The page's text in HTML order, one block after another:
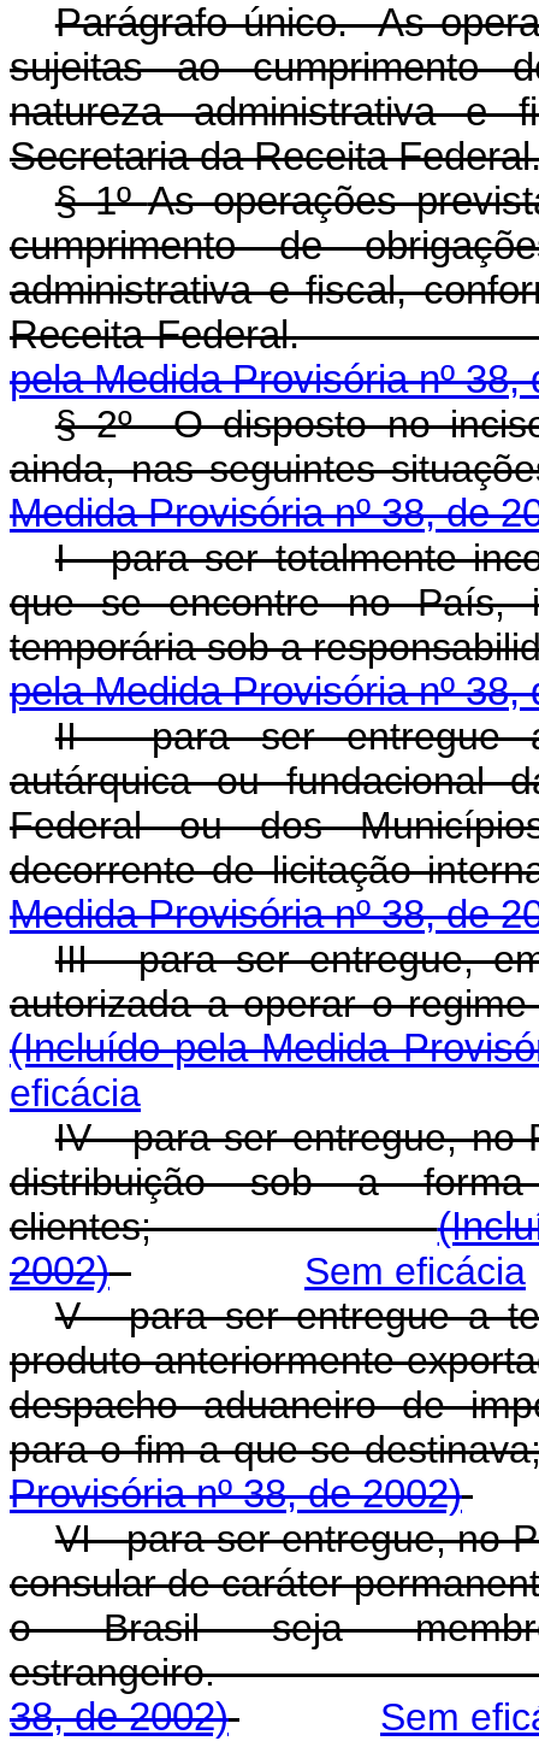
Parágrafo único. As
sujeitas ao cumprimento
natureza administrativa e
Secretaria da Receita
§ 1ºAs operações
cumprimento de
administrativa e fiscal,
Receita
pela Medida Provisória nº 38,
§ 2º O disposto no
ainda, nas
Medida Provisória nº 38, de
I - para ser totalmente
que se encontre no País,
temporária sob a
pela Medida Provisória nº 38,
II - para ser entregue
autárquica ou fundacional
Federal ou dos
decorrente de
Medida Provisória nº 38, de
III - para ser entregue,
autorizada a operar o
(Incluído pela Medida
eficácia
IV - para ser entregue, no
distribuição sob a
clientes;
2002)
Sem eficácia
V - para ser entregue a
produto anteriormente
despacho aduaneiro de
para o fim a que se
Provisória nº 38, de 2002)
VI - para ser entregue, no
consular de caráter
o Brasil seja
38, de 2002)
Sem